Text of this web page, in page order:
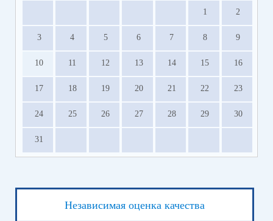
1 2
3 4 5 6 7 8 9
10 11 12 13 14 15 16
17 18 19 20 21 22 23
24 25 26 27 28 29 30
31
Независимая оценка качества